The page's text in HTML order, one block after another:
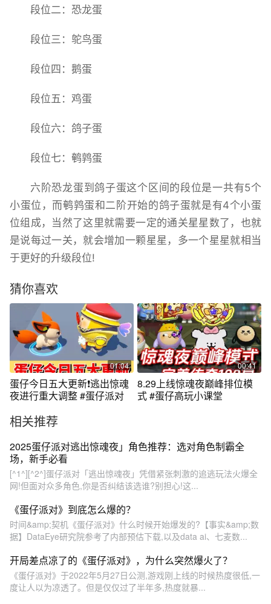
段位二：恐龙蛋
段位三：鸵鸟蛋
段位四：鹅蛋
段位五：鸡蛋
段位六：鸽子蛋
段位七：鹌鹑蛋
六阶恐龙蛋到鸽子蛋这个区间的段位是一共有5个
小蛋位，而鹌鹑蛋和二阶开始的鸽子蛋就是有4个小蛋
位组成，当然了这里就需要一定的通关星星数了，也就
是说每过一关，就会增加一颗星星，多一个星星就相当
于更好的升级段位!
猜你喜欢
01:04
蛋仔今日五大更新❗️逃出惊魂
夜进行重大调整 #蛋仔派对
00:41
8.29上线惊魂夜巅峰排位模
式 #蛋仔高玩小课堂
相关推荐
2025蛋仔派对逃出惊魂夜」角色推荐：选对角色制霸全
场，新手必看
[^1^][^2^]蛋仔派对「逃出惊魂夜」凭借紧张刺激的追逃玩法火爆全
网!但面对众多角色,你是否纠结该选谁?别担心!这...
《蛋仔派对》到底怎么爆的？
时间&amp;契机《蛋仔派对》什么时候开始爆发的?【事实&amp;数
据】DataEye研究院参考了内部预估下载,以及data ai、七麦数...
开局差点凉了的《蛋仔派对》，为什么突然爆火了？
《蛋仔派对》于2022年5月27日公测,游戏刚上线的时候热度很低,一
度让人以为凉透了。但是仅仅过了半年多,热度就暴...